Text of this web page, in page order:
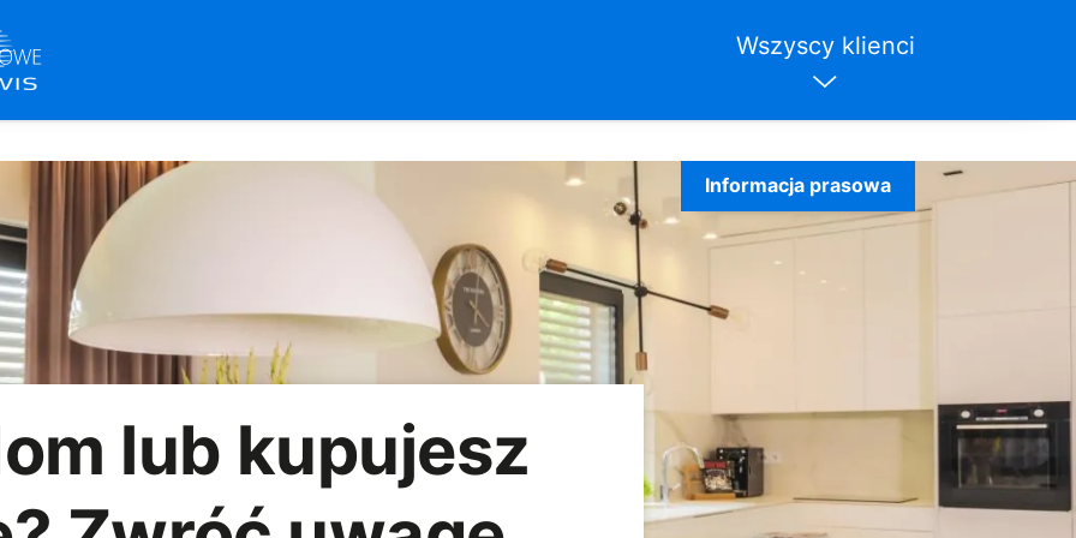
Wszyscy klienci
lub kupujesz
Informacja prasowa